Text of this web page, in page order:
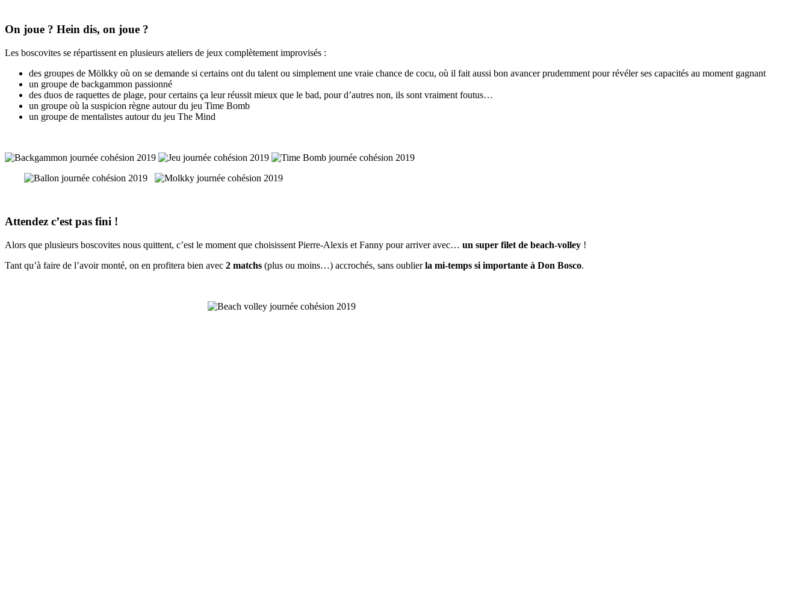
On joue ? Hein dis, on joue ?
Les boscovites se répartissent en plusieurs ateliers de jeux complètement improvisés :
des groupes de Mölkky où on se demande si certains ont du talent ou simplement une vraie chance de cocu, où il fait aussi bon avancer prudemment pour révéler ses capacités au moment gagnant
un groupe de backgammon passionné
des duos de raquettes de plage, pour certains ça leur réussit mieux que le bad, pour d’autres non, ils sont vraiment foutus…
un groupe où la suspicion règne autour du jeu Time Bomb
un groupe de mentalistes autour du jeu The Mind
Attendez c’est pas fini !
Alors que plusieurs boscovites nous quittent, c’est le moment que choisissent Pierre-Alexis et Fanny pour arriver avec… un super filet de beach-volley !
Tant qu’à faire de l’avoir monté, on en profitera bien avec 2 matchs (plus ou moins…) accrochés, sans oublierla mi-temps si importante à Don Bosco.